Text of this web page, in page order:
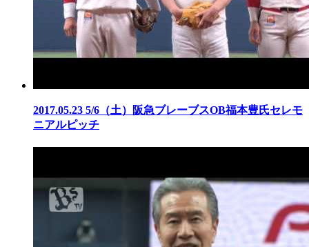
2017.05.23 5/6（土）阪急ブレーブスOB福本豊氏セレモ
ニアルピッチ